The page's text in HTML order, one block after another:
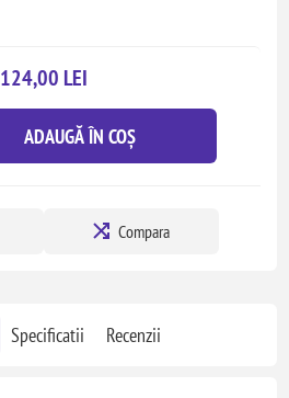
124,00 LEI
ADAUGĂ ÎN COȘ
Compara
Specificatii Recenzii